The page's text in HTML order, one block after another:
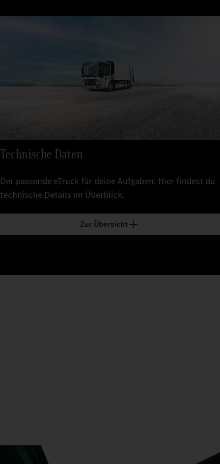
Technische Daten
Der passende eTruck für deine Aufgaben: Hier findest du
technische Details im Überblick.
Zur Übersicht